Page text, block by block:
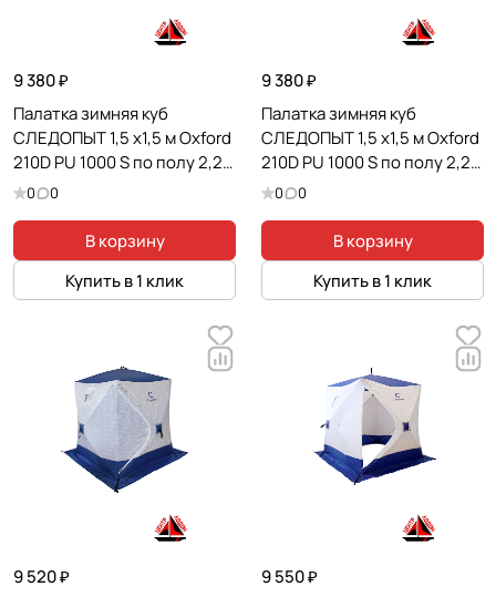
9 380 ₽
Палатка зимняя куб
СЛЕДОПЫТ 1,5 х1,5 м Oxford
210D PU 1000 S по полу 2,2
кв.м цв. синий/белый
0 0
В корзину
Купить в 1 клик
9 380 ₽
Палатка зимняя куб
СЛЕДОПЫТ 1,5 х1,5 м Oxford
210D PU 1000 S по полу 2,2
кв.м цв. оранжевый/белый
0 0
В корзину
Купить в 1 клик
9 520 ₽
9 550 ₽